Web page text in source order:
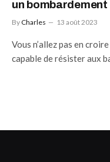
un bombardement
By Charles 13 août 2023
Vous n’allez pas en
capable de résister aux